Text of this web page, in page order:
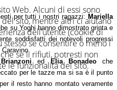
per tutti i nostri ragazzi: Mariella
su Yoghi hanno dimostrato grinta e
soddisfatti dei notevoli progressi
edElia Bonadeoche
per le tazze ma si sa è il punto
il resto hanno montato veramente
Web. Alcuni di essi sono
sito, mentre altri ci aiutano
dell'utente (cookie di
se consentire o meno i
se li rifiuti, potresti non
le funzionalità del sito.